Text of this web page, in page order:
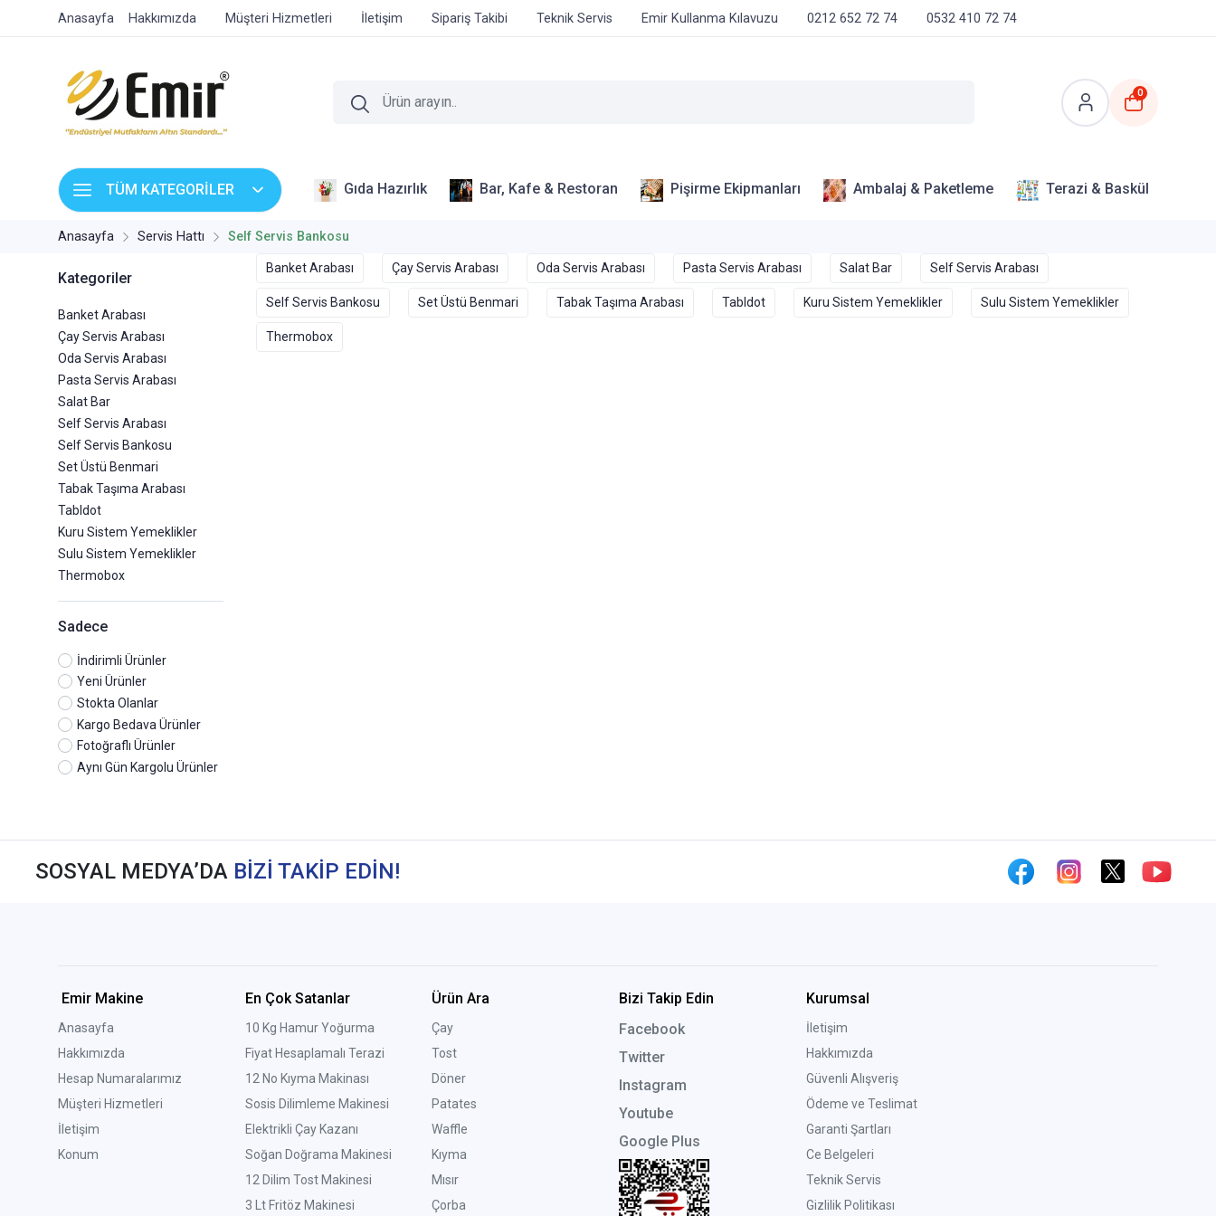
Anasayfa Hakkımızda Müşteri Hizmetleri İletişim Sipariş Takibi Teknik Servis Emir Kullanma Kılavuzu 0212 652 72 74 0532 410 72 74
0
TÜM KATEGORİLER Gıda Hazırlık Bar, Kafe & Restoran Pişirme Ekipmanları Ambalaj & Paketleme Terazi & Baskül
Anasayfa Servis Hattı Self Servis Bankosu
Kategoriler
Banket Arabası
Çay Servis Arabası
Oda Servis Arabası
Pasta Servis Arabası
Salat Bar
Self Servis Arabası
Self Servis Bankosu
Set Üstü Benmari
Tabak Taşıma Arabası
Tabldot
Kuru Sistem Yemeklikler
Sulu Sistem Yemeklikler
Thermobox
Sadece
İndirimli Ürünler
Yeni Ürünler
Stokta Olanlar
Kargo Bedava Ürünler
Fotoğraflı Ürünler
Aynı Gün Kargolu Ürünler
Banket Arabası Çay Servis Arabası Oda Servis Arabası Pasta Servis Arabası Salat Bar Self Servis Arabası
Self Servis Bankosu Set Üstü Benmari Tabak Taşıma Arabası Tabldot Kuru Sistem Yemeklikler Sulu Sistem Yemeklikler
Thermobox
SOSYAL MEDYA’DA BİZİ TAKİP EDİN!
Emir Makine
Anasayfa
Hakkımızda
Hesap Numaralarımız
Müşteri Hizmetleri
İletişim
Konum
En Çok Satanlar
10 Kg Hamur Yoğurma
Fiyat Hesaplamalı Terazi
12 No Kıyma Makinası
Sosis Dilimleme Makinesi
Elektrikli Çay Kazanı
Soğan Doğrama Makinesi
12 Dilim Tost Makinesi
3 Lt Fritöz Makinesi
Ürün Ara
Çay
Tost
Döner
Patates
Waffle
Kıyma
Mısır
Çorba
Bizi Takip Edin
Facebook
Twitter
Instagram
Youtube
Google Plus
Kurumsal
İletişim
Hakkımızda
Güvenli Alışveriş
Ödeme ve Teslimat
Garanti Şartları
Ce Belgeleri
Teknik Servis
Gizlilik Politikası